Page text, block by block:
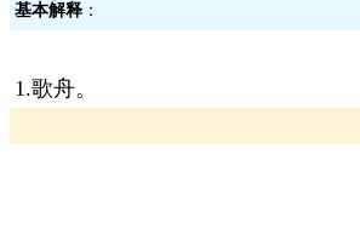
基本解释 ：
1.歌舟。